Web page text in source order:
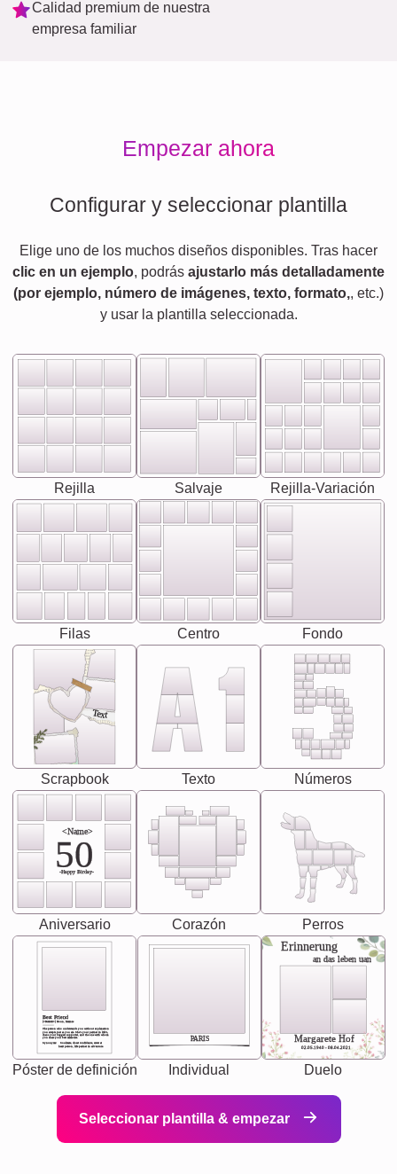
Calidad premium de nuestra
empresa familiar
Empezar ahora
Configurar y seleccionar plantilla
Elige uno de los muchos diseños disponibles. Tras hacer
clic en un ejemplo, podrás ajustarlo más detalladamente
(por ejemplo, número de imágenes, texto, formato,, etc.)
y usar la plantilla seleccionada.
Rejilla Salvaje Rejilla-Variación
Filas Centro Fondo
Text
Scrapbook Texto Números
<Name>
50
-Happy Birday-
Aniversario Corazón Perros
Best Friend
[<NAME>] Noun, feminie
Synonyms: Soulmate, closet confidante, sister at
heart person, life partner in adventure.
The person who understands you without explanation
you accepts just as you are. She's your partner in life's,
chaos your biggest supporter, and the one with whom
you share your best memories.
Póster de definición
PARIS
Individual
Erinnerung
an das leben uan
Margarete Hof
02.05.1940 - 08.04.2021
Duelo
Seleccionar plantilla & empezar